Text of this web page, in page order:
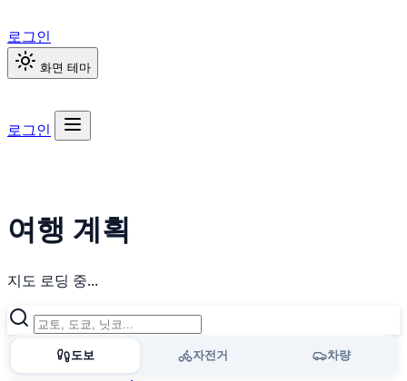
로그인
화면 테마
로그인
여행 계획
지도 로딩 중...
도보 자전거 차량